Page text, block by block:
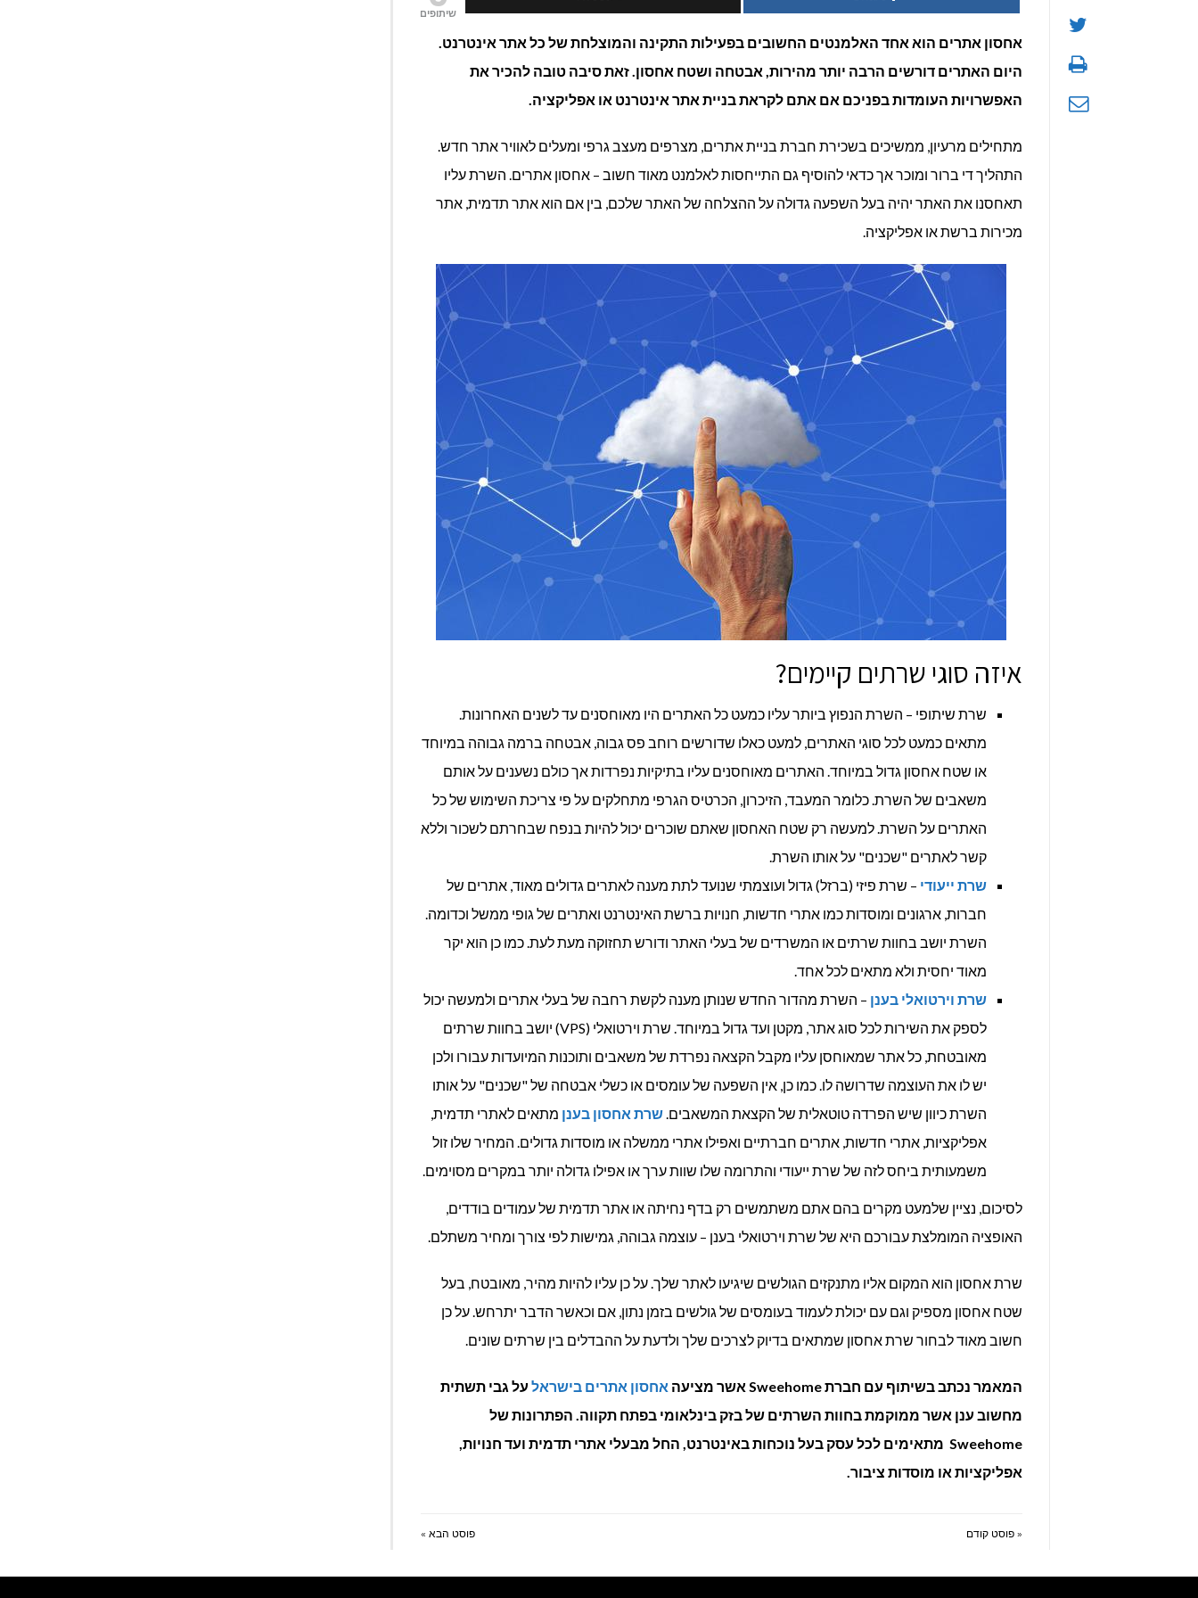
שרתים
קיימים?
שיתופים
אחסון אתרים הוא אחד האלמנטים החשובים בפעילות התקינה והמוצלחת של כל אתר אינטרנט.
היום האתרים דורשים הרבה יותר מהירות, אבטחה ושטח אחסון. זאת סיבה טובה להכיר את
האפשרויות העומדות בפניכם אם אתם לקראת בניית אתר אינטרנט או אפליקציה.
מתחילים מרעיון, ממשיכים בשכירת חברת בניית אתרים, מצרפים מעצב גרפי ומעלים לאוויר אתר חדש.
התהליך די ברור ומוכר אך כדאי להוסיף גם התייחסות לאלמנט מאוד חשוב – אחסון אתרים. השרת עליו
תאחסנו את האתר יהיה בעל השפעה גדולה על ההצלחה של האתר שלכם, בין אם הוא אתר תדמית, אתר
מכירות ברשת או אפליקציה.
איזה סוגי שרתים קיימים?
שרת שיתופי – השרת הנפוץ ביותר עליו כמעט כל האתרים היו מאוחסנים עד לשנים האחרונות.
מתאים כמעט לכל סוגי האתרים, למעט כאלו שדורשים רוחב פס גבוה, אבטחה ברמה גבוהה במיוחד
או שטח אחסון גדול במיוחד. האתרים מאוחסנים עליו בתיקיות נפרדות אך כולם נשענים על אותם
משאבים של השרת. כלומר המעבד, הזיכרון, הכרטיס הגרפי מתחלקים על פי צריכת השימוש של כל
האתרים על השרת. למעשה רק שטח האחסון שאתם שוכרים יכול להיות בנפח שבחרתם לשכור וללא
קשר לאתרים "שכנים" על אותו השרת.
שרת ייעודי – שרת פיזי (ברזל) גדול ועוצמתי שנועד לתת מענה לאתרים גדולים מאוד, אתרים של
חברות, ארגונים ומוסדות כמו אתרי חדשות, חנויות ברשת האינטרנט ואתרים של גופי ממשל וכדומה.
השרת יושב בחוות שרתים או המשרדים של בעלי האתר ודורש תחזוקה מעת לעת. כמו כן הוא יקר
מאוד יחסית ולא מתאים לכל אחד.
שרת וירטואלי בענן – השרת מהדור החדש שנותן מענה לקשת רחבה של בעלי אתרים ולמעשה יכול
לספק את השירות לכל סוג אתר, מקטן ועד גדול במיוחד. שרת וירטואלי (VPS) יושב בחוות שרתים
מאובטחת, כל אתר שמאוחסן עליו מקבל הקצאה נפרדת של משאבים ותוכנות המיועדות עבורו ולכן
יש לו את העוצמה שדרושה לו. כמו כן, אין השפעה של עומסים או כשלי אבטחה של "שכנים" על אותו
השרת כיוון שיש הפרדה טוטאלית של הקצאת המשאבים.שרת אחסון בענן מתאים לאתרי תדמית,
אפליקציות, אתרי חדשות, אתרים חברתיים ואפילו אתרי ממשלה או מוסדות גדולים. המחיר שלו זול
משמעותית ביחס לזה של שרת ייעודי והתרומה שלו שוות ערך או אפילו גדולה יותר במקרים מסוימים.
לסיכום, נציין שלמעט מקרים בהם אתם משתמשים רק בדף נחיתה או אתר תדמית של עמודים בודדים,
האופציה המומלצת עבורכם היא של שרת וירטואלי בענן – עוצמה גבוהה, גמישות לפי צורך ומחיר משתלם.
שרת אחסון הוא המקום אליו מתנקזים הגולשים שיגיעו לאתר שלך. על כן עליו להיות מהיר, מאובטח, בעל
שטח אחסון מספיק וגם עם יכולת לעמוד בעומסים של גולשים בזמן נתון, אם וכאשר הדבר יתרחש. על כן
חשוב מאוד לבחור שרת אחסון שמתאים בדיוק לצרכים שלך ולדעת על ההבדלים בין שרתים שונים.
המאמר נכתב בשיתוף עם חברת Sweehome אשר מציעה אחסון אתרים בישראל על גבי תשתית
מחשוב ענן אשר ממוקמת בחוות השרתים של בזק בינלאומי בפתח תקווה. הפתרונות של
Sweehome מתאימים לכל עסק בעל נוכחות באינטרנט, החל מבעלי אתרי תדמית ועד חנויות,
אפליקציות או מוסדות ציבור.
« פוסט קודם פוסט הבא »